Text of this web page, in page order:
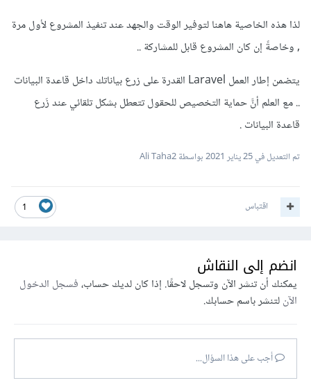
لذا هذه الخاصية هاهنا لتوفير الوقت والجهد عند تنفيذ المشروع لأول مرة
, وخاصةً إن كان المشروع قابل للمشاركة ..
يتضمن إطار العمل Laravel القدرة على زرع بياناتك داخل قاعدة البيانات
.. مع العلم أنَّ حماية التخصيص للحقول تتعطل بشكل تلقائي عند زَرع
قاعدة البيانات .
تم التعديل في25 يناير 2021 بواسطة Ali Taha2
1 اقتباس
انضم إلى النقاش
يمكنك أن تنشر الآن وتسجل لاحقًا. إذا كان لديك حساب،فسجل الدخول
الآنلتنشر باسم حسابك.
أجب على هذا السؤال...